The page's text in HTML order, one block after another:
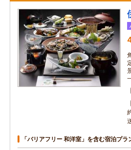
「バリアフリー 和洋室」を含む宿泊プラ